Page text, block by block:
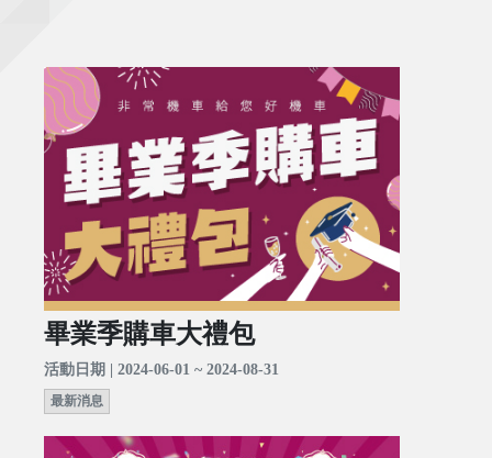
畢業季購車大禮包
活動日期 | 2024-06-01 ~ 2024-08-31
最新消息